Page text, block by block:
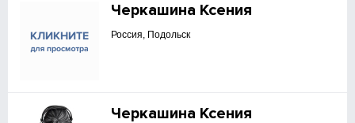
Черкашина Ксения
Россия, Подольск
Черкашина Ксения